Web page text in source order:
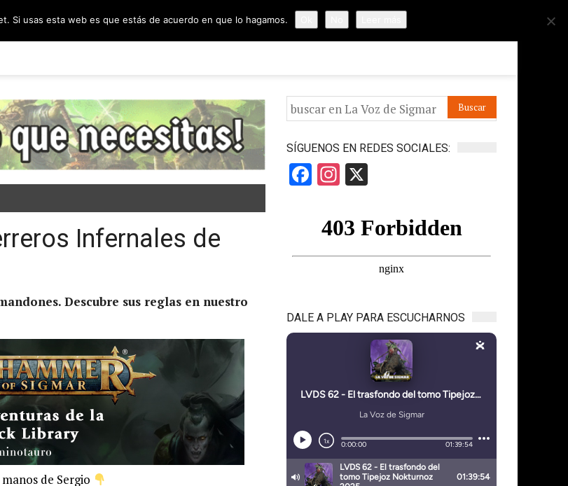
APÓYANOS IR A LA VOZ DE HORUS
Infernales de
Descubre sus reglas en nuestro
de Sergio
SÍGUENOS EN REDES SOCIALES:
Facebook
Instagram
DALE A PLAY PARA ESCUCHARNOS
Si usas esta web es que estás de acuerdo en que lo hagamos.